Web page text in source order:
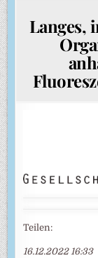
Langes,
Teilen:
16.12.2022 16:33